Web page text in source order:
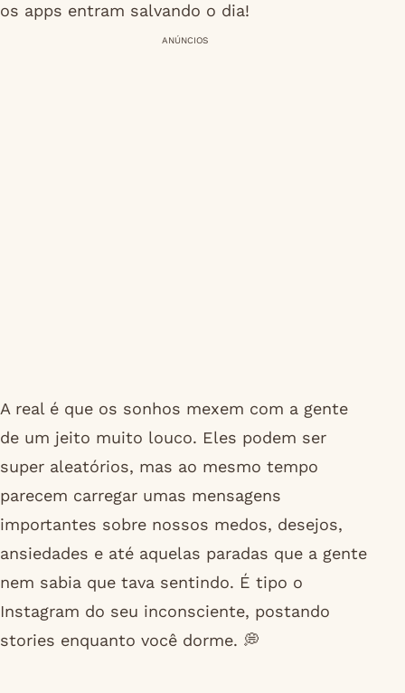
os apps entram salvando o dia!
ANÚNCIOS
A real é que os sonhos mexem com a gente
de um jeito muito louco. Eles podem ser
super aleatórios, mas ao mesmo tempo
parecem carregar umas mensagens
importantes sobre nossos medos, desejos,
ansiedades e até aquelas paradas que a gente
nem sabia que tava sentindo. É tipo o
Instagram do seu inconsciente, postando
stories enquanto você dorme. 💭